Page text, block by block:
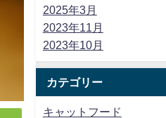
2025年3月
2023年11月
2023年10月
カテゴリー
キャットフード